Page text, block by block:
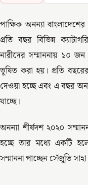
পাক্ষিক অনন্যা
প্রতি বছর বিভিন্ন
নারীদের সম্মাননায় ১০ জন
ভূষিত করা হয়। প্রতি
দেওয়া হচ্ছে এবং এ বছর
যাচ্ছে।
অনন্যা শীর্ষদশ ২০২০
হচ্ছে তার মধ্যে একটি
সম্মাননা পাচ্ছেন সেঁজুতি